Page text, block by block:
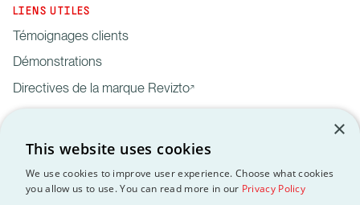
LIENS UTILES
Témoignages clients
Démonstrations
Directives de la marque Revizto
Mentions
Données
Traitement des
×
This website uses cookies
We use cookies to improve user experience. Choose what cookies
you allow us to use. You can read more in our Privacy Policy